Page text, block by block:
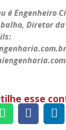
é Engenheiro
Diretor da
esse